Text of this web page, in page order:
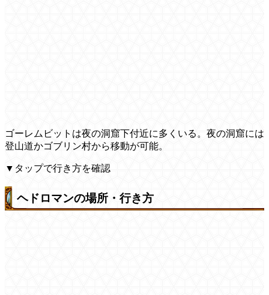
ゴーレムビットは夜の洞窟下付近に多くいる。夜の洞窟には
登山道かゴブリン村から移動が可能。
▼タップで行き方を確認
ヘドロマンの場所・行き方